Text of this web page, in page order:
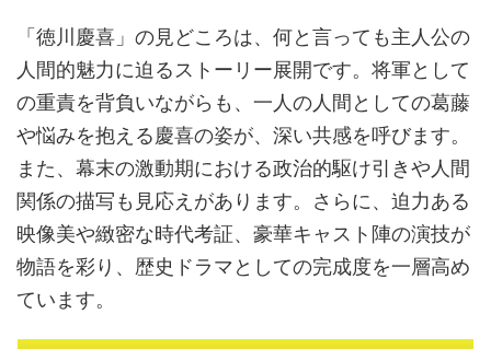
「徳川慶喜」の見どころは、何と言っても主人公の
人間的魅力に迫るストーリー展開です。将軍として
の重責を背負いながらも、一人の人間としての葛藤
や悩みを抱える慶喜の姿が、深い共感を呼びます。
また、幕末の激動期における政治的駆け引きや人間
関係の描写も見応えがあります。さらに、迫力ある
映像美や緻密な時代考証、豪華キャスト陣の演技が
物語を彩り、歴史ドラマとしての完成度を一層高め
ています。